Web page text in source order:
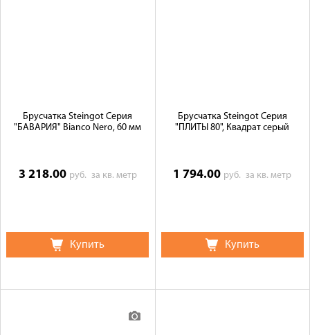
Брусчатка Steingot Серия
"БАВАРИЯ" Bianco Nero, 60 мм
3 218.00 руб. за кв. метр
Купить
Брусчатка Steingot Серия
"ПЛИТЫ 80", Квадрат серый
1 794.00 руб.за кв. метр
Купить